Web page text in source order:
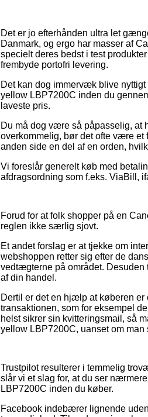
Det er jo efterhånden ultra let
Danmark, og ergo har masser af
specielt deres bedst i test
frembyde portofri levering.
Det kan dog immervæk blive
yellow LBP7200C inden du
laveste pris.
Du må dog være så påpasselig, at
overkommelig, bør det ofte være et
anden side en del af en orden,
Vi foreslår generelt køb med
afdragsordning som f.eks. ViaBill,
Forud for at folk shopper på en
reglen ikke særlig sjovt.
Et andet forslag er at tjekke om
webshoppen retter sig efter de
vedtægterne på området. Desuden
af din handel.
Dertil er det en hjælp at køberen
transaktionen, som for eksempel
helst sikrer sin kvitteringsmail, så
yellow LBP7200C, uanset om
Trustpilot resulterer i temmelig
slår vi et slag for, at du ser
LBP7200C inden du køber.
Facebook indebærer lignende